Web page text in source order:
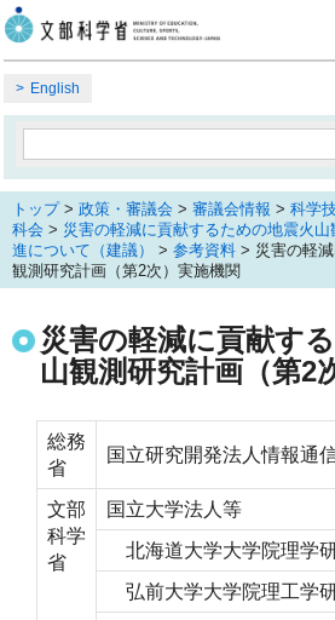
English
トップ> 政策・審議会 > 審議会情報 > 科学
科会 > 災害の軽減に貢献するための地震火
進について（建議）
> 参考資料 > 災害の軽
観測研究計画（第2次）実施機関
災害の軽減に貢献す
山観測研究計画（第2
総務
省
国立研究開発法人情報通
文部
科学
省
国立大学法人等
北海道大学大学院理学
弘前大学大学院理工学